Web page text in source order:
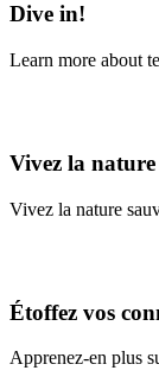
Dive in!
Learn more about
Vivez la nature
Vivez la nature
Étoffez vos
Apprenez-en plus